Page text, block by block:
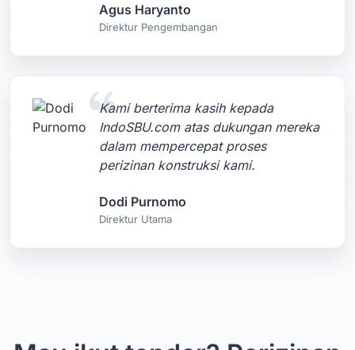
Agus Haryanto
Direktur Pengembangan
Kami berterima kasih kepada
IndoSBU.com atas dukungan mereka
dalam mempercepat proses
perizinan konstruksi kami.
Dodi Purnomo
Direktur Utama